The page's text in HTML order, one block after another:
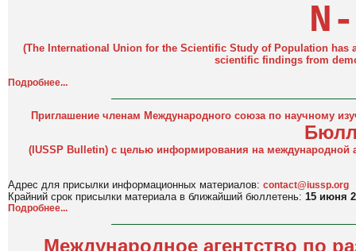
(The International Union for the Scientific Study of Population has
scientific findings from
Подробнее...
Приглашение членам Международного союза по научному
(IUSSP Bulletin) с целью информирования на международной
Адрес для присылки информационных материалов: contact@iussp.org
Крайний срок присылки материала в ближайший бюллетень: 15 июня
Подробнее...
Международное агентство по